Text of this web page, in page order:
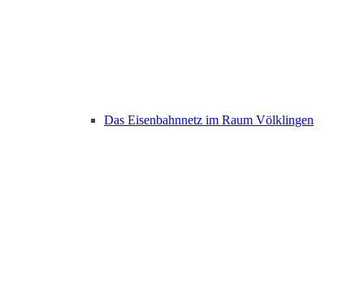
Das Eisenbahnnetz im Raum Völklingen